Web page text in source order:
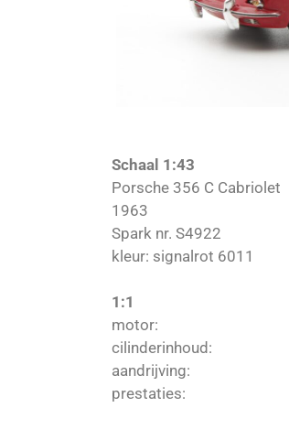
Schaal 1:43
Porsche 356 C Cabriolet
1963
Spark nr. S4922
kleur: signalrot 6011
1:1
motor:
cilinderinhoud:
aandrijving:
prestaties: